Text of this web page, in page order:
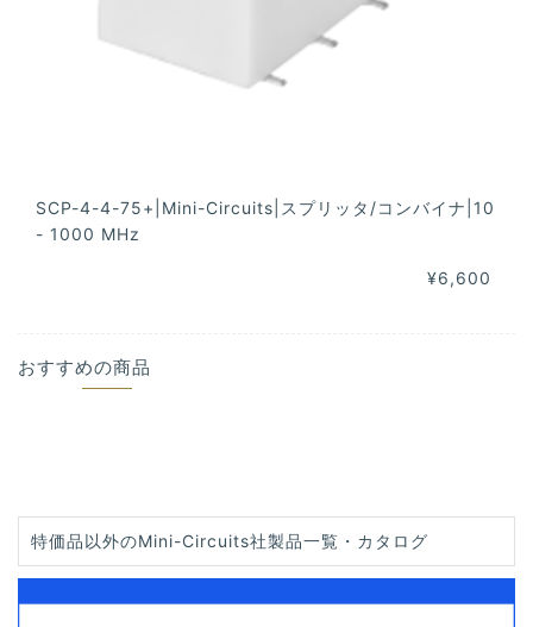
SCP-4-4-75+|Mini-Circuits|スプリッタ/コンバイナ|10
- 1000 MHz
¥6,600
おすすめの商品
特価品以外のMini-Circuits社製品一覧・カタログ